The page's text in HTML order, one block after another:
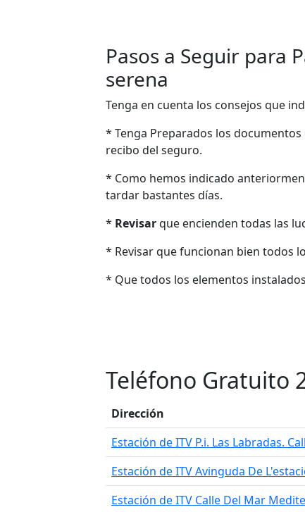
Pasos a Seguir para
serena
Tenga en cuenta los consejos que
* Tenga Preparados los
recibo del seguro.
* Como hemos indicado
tardar bastantes días.
* Revisarque encienden todas las
* Revisar que funcionan bien todos
* Que todos los elementos
Teléfono Gratuito
Dirección
Estación de ITV P.i. Las Labradas.
Estación de ITV Avinguda De
Estación de ITV Calle Del Mar